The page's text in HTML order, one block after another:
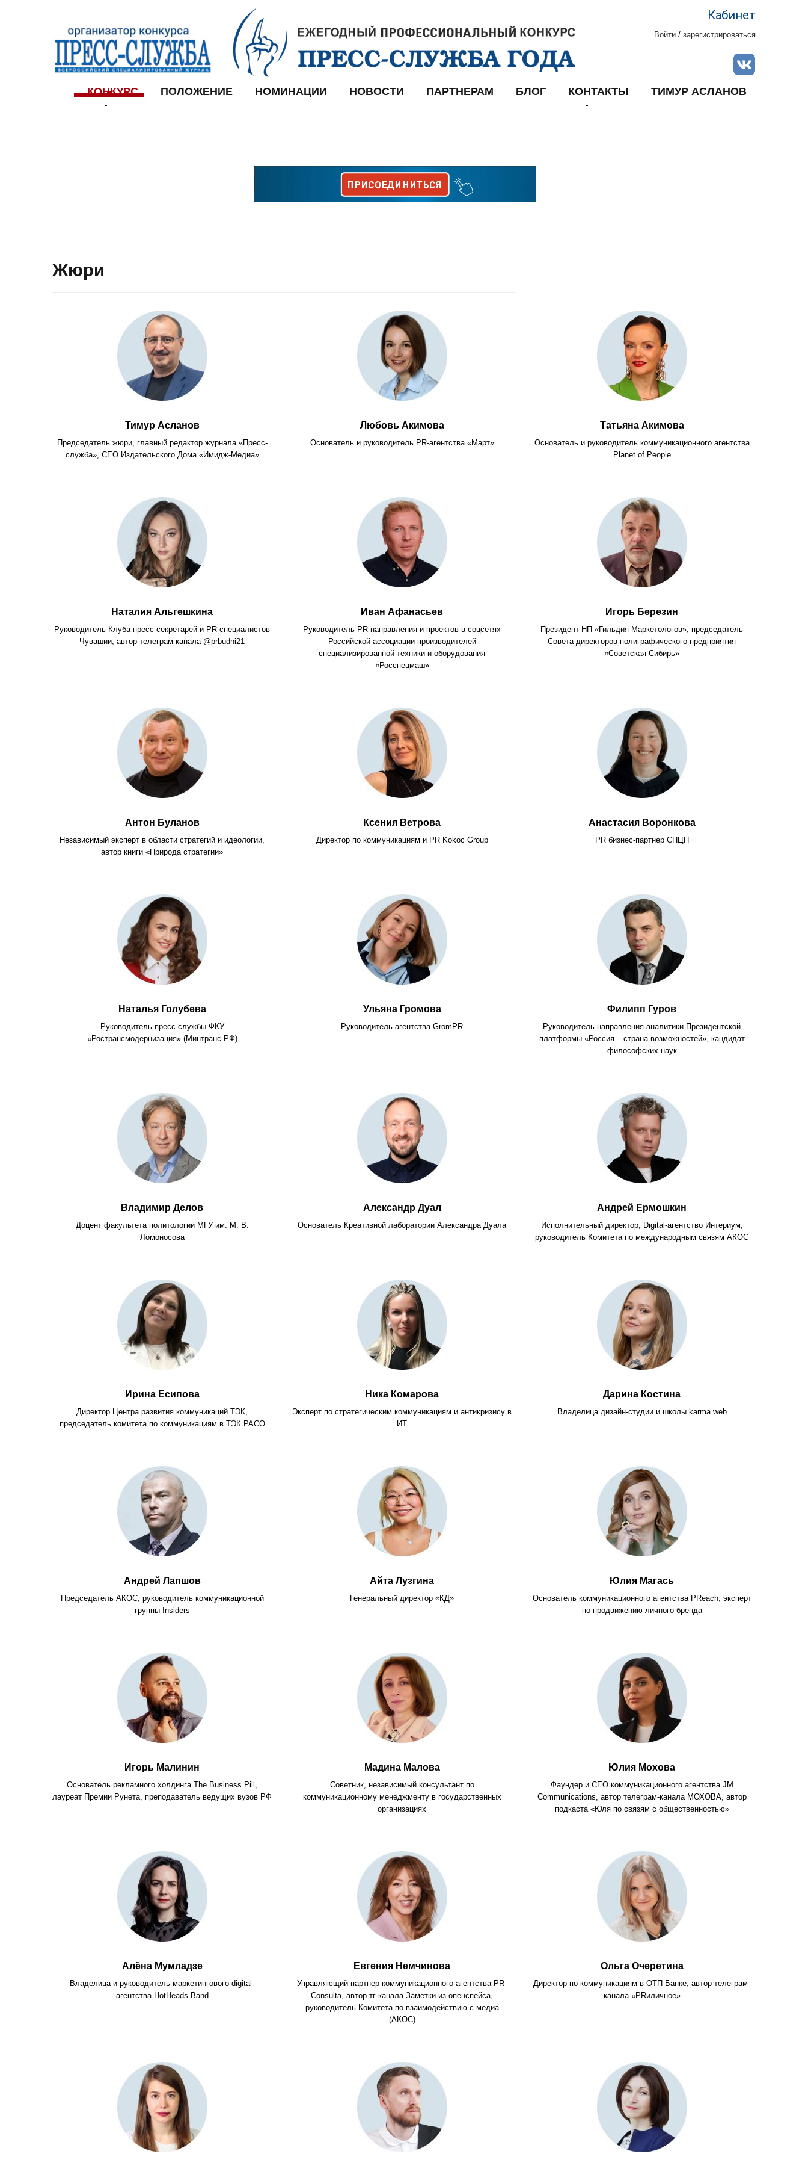
Кабинет
Войти / зарегистрироваться
КОНКУРС ПОЛОЖЕНИЕ НОМИНАЦИИ НОВОСТИ ПАРТНЕРАМ БЛОГ КОНТАКТЫ ТИМУР АСЛАНОВ
Жюри
Тимур Асланов
Председатель жюри, главный редактор журнала «Пресс-
служба», СЕО Издательского Дома «Имидж-Медиа»
Любовь Акимова
Основатель и руководитель PR-агентства «Март»
Татьяна Акимова
Основатель и руководитель коммуникационного агентства
Planet of People
Наталия Альгешкина
Руководитель Клуба пресс-секретарей и PR-специалистов
Чувашии, автор телеграм-канала @prbudni21
Иван Афанасьев
Руководитель PR-направления и проектов в соцсетях
Российской ассоциации производителей
специализированной техники и оборудования
«Росспецмаш»
Игорь Березин
Президент НП «Гильдия Маркетологов», председатель
Совета директоров полиграфического предприятия
«Советская Сибирь»
Антон Буланов
Независимый эксперт в области стратегий и идеологии,
автор книги «Природа стратегии»
Ксения Ветрова
Директор по коммуникациям и PR Kokoc Group
Анастасия Воронкова
PR бизнес-партнер СПЦП
Наталья Голубева
Руководитель пресс-службы ФКУ
«Ространсмодернизация» (Минтранс РФ)
Ульяна Громова
Руководитель агентства GromPR
Филипп Гуров
Руководитель направления аналитики Президентской
платформы «Россия – страна возможностей», кандидат
философских наук
Владимир Делов
Доцент факультета политологии МГУ им. М. В.
Ломоносова
Александр Дуал
Основатель Креативной лаборатории Александра Дуала
Андрей Ермошкин
Исполнительный директор, Digital-агентство Интериум,
руководитель Комитета по международным связям АКОС
Ирина Есипова
Директор Центра развития коммуникаций ТЭК,
председатель комитета по коммуникациям в ТЭК РАСО
Ника Комарова
Эксперт по стратегическим коммуникациям и антикризису в
ИТ
Дарина Костина
Владелица дизайн-студии и школы karma.web
Андрей Лапшов
Председатель АКОС, руководитель коммуникационной
группы Insiders
Айта Лузгина
Генеральный директор «КД»
Юлия Магась
Основатель коммуникационного агентства PReach, эксперт
по продвижению личного бренда
Игорь Малинин
Основатель рекламного холдинга The Business Pill,
лауреат Премии Рунета, преподаватель ведущих вузов РФ
Мадина Малова
Советник, независимый консультант по
коммуникационному менеджменту в государственных
организациях
Юлия Мохова
Фаундер и CEO коммуникационного агентства JM
Communications, автор телеграм-канала МОХОВА, автор
подкаста «Юля по связям с общественностью»
Алёна Мумладзе
Владелица и руководитель маркетингового digital-
агентства HotHeads Band
Евгения Немчинова
Управляющий партнер коммуникационного агентства PR-
Consulta, автор тг-канала Заметки из опенспейса,
руководитель Комитета по взаимодействию с медиа
(АКОС)
Ольга Очеретина
Директор по коммуникациям в ОТП Банке, автор телеграм-
канала «PRиличное»